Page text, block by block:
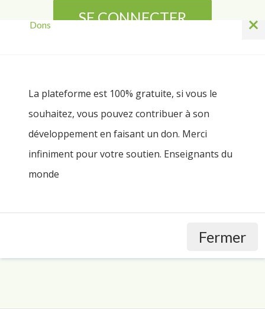
SE CONNECTER
Pas encore inscrit ?
Dons ×
La plateforme est 100% gratuite, si vous le
souhaitez, vous pouvez contribuer à son
développement en faisant un don. Merci
infiniment pour votre soutien. Enseignants du
monde
Fermer